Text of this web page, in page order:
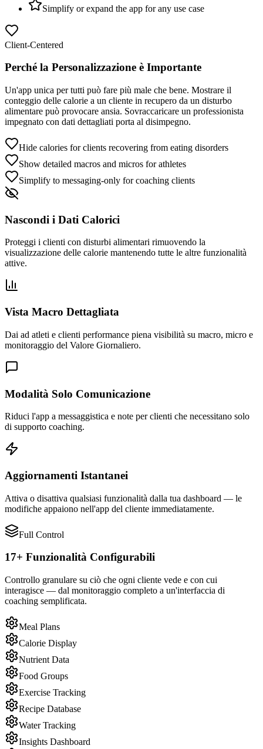
Simplify or expand the app for any use case
Client-Centered
Perché la Personalizzazione è Importante
Un'app unica per tutti può fare più male che bene. Mostrare il
conteggio delle calorie a un cliente in recupero da un disturbo
alimentare può provocare ansia. Sovraccaricare un professionista
impegnato con dati dettagliati porta al disimpegno.
Hide calories for clients recovering from eating disorders
Show detailed macros and micros for athletes
Simplify to messaging-only for coaching clients
Nascondi i Dati Calorici
Proteggi i clienti con disturbi alimentari rimuovendo la
visualizzazione delle calorie mantenendo tutte le altre funzionalità
attive.
Vista Macro Dettagliata
Dai ad atleti e clienti performance piena visibilità su macro, micro e
monitoraggio del Valore Giornaliero.
Modalità Solo Comunicazione
Riduci l'app a messaggistica e note per clienti che necessitano solo
di supporto coaching.
Aggiornamenti Istantanei
Attiva o disattiva qualsiasi funzionalità dalla tua dashboard — le
modifiche appaiono nell'app del cliente immediatamente.
Full Control
17+ Funzionalità Configurabili
Controllo granulare su ciò che ogni cliente vede e con cui
interagisce — dal monitoraggio completo a un'interfaccia di
coaching semplificata.
Meal Plans
Calorie Display
Nutrient Data
Food Groups
Exercise Tracking
Recipe Database
Water Tracking
Insights Dashboard